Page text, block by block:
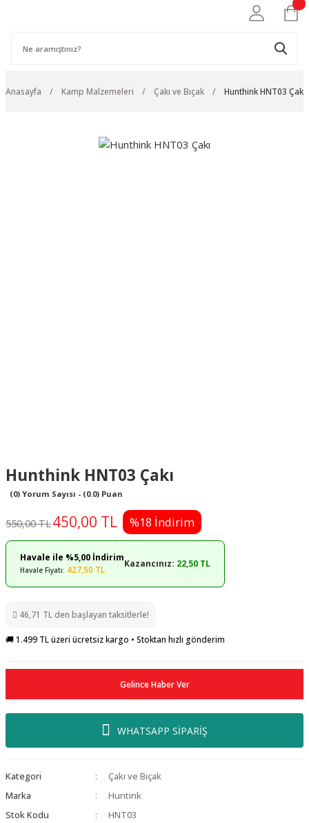
Anasayfa Kamp Malzemeleri Çakı ve Bıçak Hunthink HNT03 Çakı
Hunthink HNT03 Çakı
(0) Yorum Sayısı - (0.0) Puan
550,00 TL450,00 TL %18 İndirim
Havale ile %5,00 İndirim
Havale Fiyatı: 427,50 TL
Kazancınız: 22,50 TL
46,71 TL den başlayan taksitlerle!
🚚 1.499 TL üzeri ücretsiz kargo • Stoktan hızlı gönderim
Gelince Haber Ver
WHATSAPP SİPARİŞ
Kategori
Çakı ve Bıçak
Marka
Huntink
Stok Kodu
HNT03